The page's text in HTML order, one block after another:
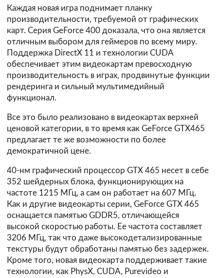
Каждая новая игра поднимает планку
производительности, требуемой от графических
карт. Серия GeForce 400 доказала, что она является
отличным выбором для геймеров по всему миру.
Поддержка DirectX 11 и технологии CUDA
обеспечивает этим видеокартам превосходную
производительность в играх, продвинутые функции
рендеринга и сильный мультимедийный
функционал.
Все это было реализовано в видеокартах верхней
ценовой категории, в то время как GeForce GTX465
предлагает те же возможности по более
демократичной цене.
40-нм графический процессор GTX 465 несет в себе
352 шейдерных блока, функционирующих на
частоте 1215 МГц, а сам он работает на 607 МГц.
Как и другие видеокарты серии, GeForce GTX 465
оснащается памятью GDDR5, отличающейся
высокой скоростью работы. Ее частота составляет
3206 МГц, так что даже высокодетализированные
текстуры будут обработаны памятью без задержек.
Кроме того, новая видеокарта поддерживает такие
технологии, как PhysX, CUDA, Purevideo и